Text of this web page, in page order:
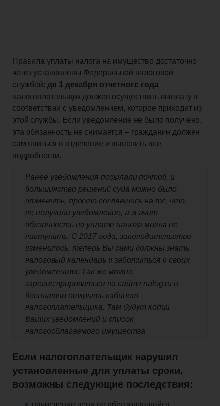
Правила уплаты налога на имущество достаточно
четко установлены Федеральной налоговой
службой: до 1 декабря отчетного года
налогоплательщик должен осуществить выплату в
соответствии с уведомлением, которое приходит из
этой службы. Если уведомление не было получено,
эта обязанность не снимается – гражданин должен
сам явиться в отделение и выяснить все
подробности.
Ранее уведомления посылали почтой, и
большинство решений суда можно было
отменить, просто сославшись на то, что
не получили уведомление, а значит
обязанность по уплате налога могла не
наступить. С 2017 года, законодательство
изменилось, теперь Вы сами должны знать
налоговый календарь и заботиться о своих
уведомлениях. Так же можно
зарегистрироваться на сайте nalog.ru и
бесплатно открыть кабинет
налогоплательщика. Там будут копии
Ваших уведомлений и список
налогооблагаемого имущества
Если налогоплательщик нарушил
установленные для уплаты сроки,
возможны следующие последствия:
начисление пени по образовавшейся